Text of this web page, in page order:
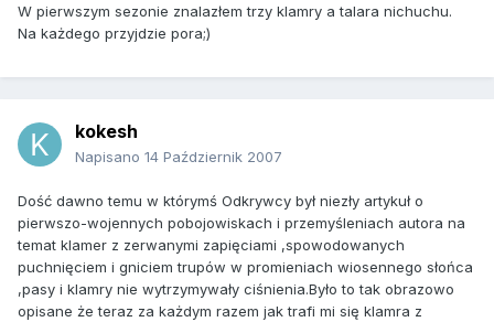
W pierwszym sezonie znalazłem trzy klamry a talara nichuchu.
Na każdego przyjdzie pora;)
kokesh
Napisano 14 Październik 2007
Dość dawno temu w którymś Odkrywcy był niezły artykuł o
pierwszo-wojennych pobojowiskach i przemyśleniach autora na
temat klamer z zerwanymi zapięciami ,spowodowanych
puchnięciem i gniciem trupów w promieniach wiosennego słońca
,pasy i klamry nie wytrzymywały ciśnienia.Było to tak obrazowo
opisane że teraz za każdym razem jak trafi mi się klamra z